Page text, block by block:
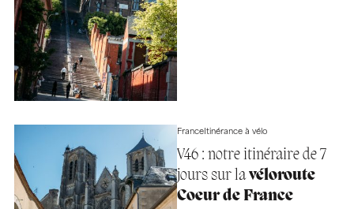
FranceItinérance à vélo
V46 : notre itinéraire de 7
jours sur lavéloroute
Coeur de France